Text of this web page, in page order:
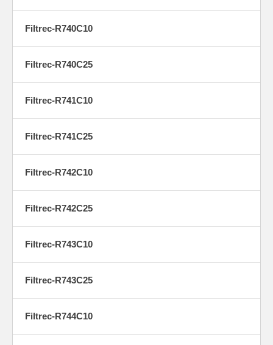
Filtrec-R740C10
Filtrec-R740C25
Filtrec-R741C10
Filtrec-R741C25
Filtrec-R742C10
Filtrec-R742C25
Filtrec-R743C10
Filtrec-R743C25
Filtrec-R744C10